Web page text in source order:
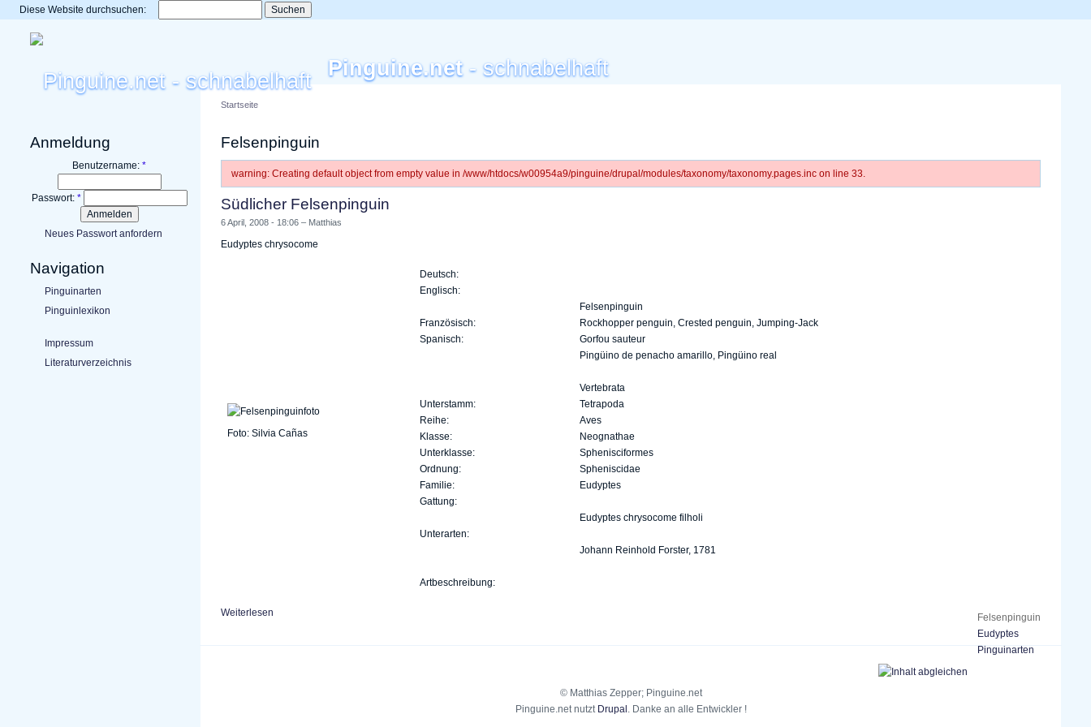
Diese Website durchsuchen:
Pinguine.net- schnabelhaft
Anmeldung
Benutzername: *
Passwort: *
Neues Passwort anfordern
Navigation
Pinguinarten
Pinguinlexikon
Impressum
Literaturverzeichnis
Startseite
Felsenpinguin
warning: Creating default object from empty value in /www/htdocs/w00954a9/pinguine/drupal/modules/taxonomy/taxonomy.pages.inc on line 33.
Südlicher Felsenpinguin
6 April, 2008 - 18:06 – Matthias
Eudyptes chrysocome
Foto: Silvia Cañas
Deutsch:
Englisch:
Französisch:
Spanisch:
Unterstamm:
Reihe:
Klasse:
Unterklasse:
Ordnung:
Familie:
Gattung:
Unterarten:
Artbeschreibung:
Felsenpinguin
Rockhopper penguin, Crested penguin, Jumping-Jack
Gorfou sauteur
Pingüino de penacho amarillo, Pingüino real
Vertebrata
Tetrapoda
Aves
Neognathae
Sphenisciformes
Spheniscidae
Eudyptes
Eudyptes chrysocome filholi
Johann Reinhold Forster, 1781
Felsenpinguin
Eudyptes
Pinguinarten
Weiterlesen
© Matthias Zepper; Pinguine.net
Pinguine.net nutzt Drupal . Danke an alle Entwickler !